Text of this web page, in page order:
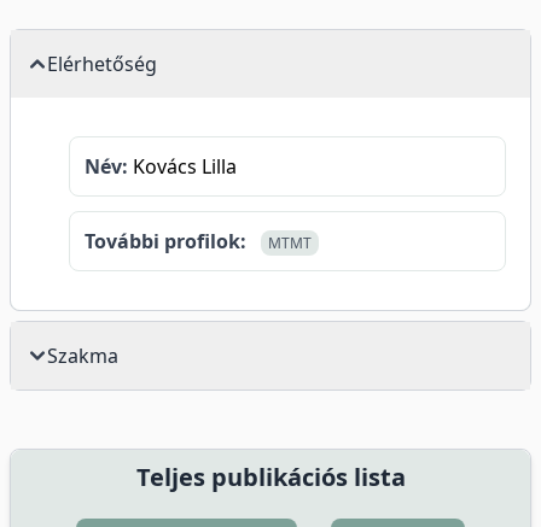
Elérhetőség
Név: Kovács Lilla
További profilok: MTMT
Szakma
Teljes publikációs lista